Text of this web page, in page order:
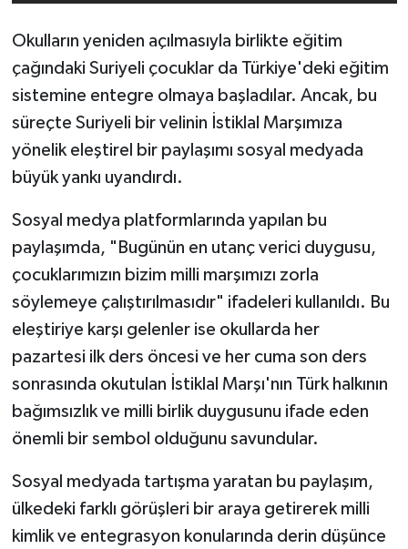
Okulların yeniden açılmasıyla birlikte eğitim
çağındaki Suriyeli çocuklar da Türkiye'deki eğitim
sistemine entegre olmaya başladılar. Ancak, bu
süreçte Suriyeli bir velinin İstiklal Marşımıza
yönelik eleştirel bir paylaşımı sosyal medyada
büyük yankı uyandırdı.
Sosyal medya platformlarında yapılan bu
paylaşımda, "Bugünün en utanç verici duygusu,
çocuklarımızın bizim milli marşımızı zorla
söylemeye çalıştırılmasıdır" ifadeleri kullanıldı. Bu
eleştiriye karşı gelenler ise okullarda her
pazartesi ilk ders öncesi ve her cuma son ders
sonrasında okutulan İstiklal Marşı'nın Türk halkının
bağımsızlık ve milli birlik duygusunu ifade eden
önemli bir sembol olduğunu savundular.
Sosyal medyada tartışma yaratan bu paylaşım,
ülkedeki farklı görüşleri bir araya getirerek milli
kimlik ve entegrasyon konularında derin düşünce